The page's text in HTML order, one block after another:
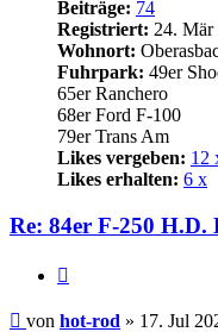
Beiträge: 74
Registriert: 24. Mär
Wohnort:
Fuhrpark: 49er
65er Ranchero
68er Ford F-100
79er Trans Am
Likes vergeben: 12
Likes erhalten: 6 x
Re: 84er F-250 H.D.
Beitrag
von hot-rod » 17. Jul